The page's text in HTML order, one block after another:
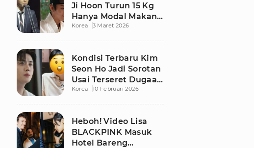
Ji Hoon Turun 15 Kg
Hanya Modal Makan
Apel, Visual
Korea 3 Maret 2026
Kondisi Terbaru Kim
Seon Ho Jadi Sorotan
Usai Terseret Dugaan
Penggelapan Pajak
Korea 10 Februari 2026
Heboh! Video Lisa
BLACKPINK Masuk
Hotel Bareng